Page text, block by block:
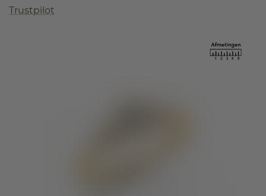
Trustpilot